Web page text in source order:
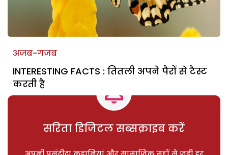
अजब-गजब
INTERESTING FACTS : तितली अपने पैरों से टैस्ट
करती है
सरिता डिजिटल सब्सक्राइब करें